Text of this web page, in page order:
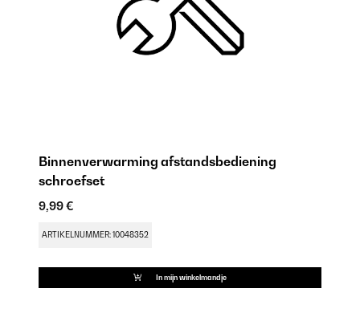
Binnenverwarming afstandsbediening
schroefset
9,99 €
ARTIKELNUMMER: 10048352
In mijn winkelmandje